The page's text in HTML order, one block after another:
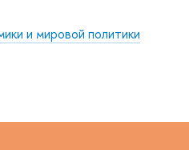
и мировой политики